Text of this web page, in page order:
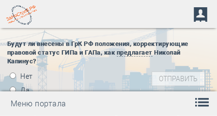
Будут ли внесены в ГрК РФ положения, корректирующие
правовой статус ГИПа и ГАПа, как предлагает Николай
Капинус?
Нет
Да
Меню портала